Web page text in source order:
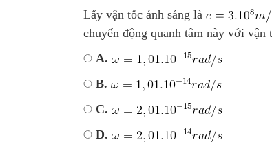
Lấy vận tốc ánh sáng là
chuyển động quanh tâm này với
A.
B.
C.
D.